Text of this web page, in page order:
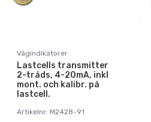
Vågindikatorer
Lastcells transmitter
2-tråds, 4-20mA, inkl
mont. och kalibr. på
lastcell.
Artikelnr: M2428-91